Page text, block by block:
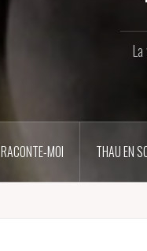
RACONTE-MOI THAU EN